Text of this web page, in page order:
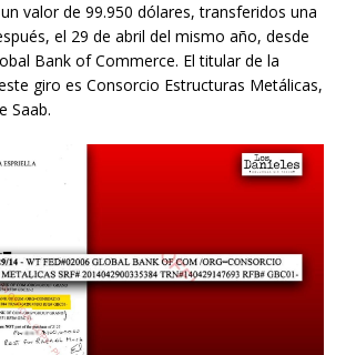
valor de 99.950 dólares, transferidos una
el 29 de abril del mismo año, desde
Bank of Commerce. El titular de la
giro es Consorcio Estructuras Metálicas,
Saab.